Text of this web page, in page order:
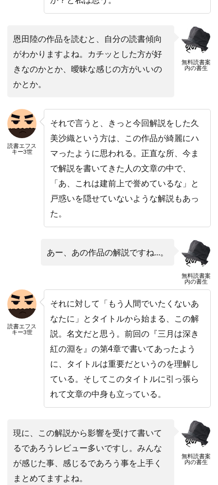
無料読書案
内の書生
恩田陸の作品を読むと、自分の読書傾向
がわかりますよね。カチッとした方が好
きなのかとか、曖昧な感じの方がいいの
かとか。
読書エフス
キー3世
それで言うと、きっと今回解説をした久
美沙織という方は、この作品が綺麗にハ
マったように思われる。正直な所、今ま
で解説を書いてきた人の文章の中で、
「あ、これは建前上で誉めているな」と
戸惑いを隠せていないような解説もあっ
た。
無料読書案
内の書生
あー、あの作品の解説ですね…。
読書エフス
キー3世
それに対して「もう人間でいたくないあ
なたに」とタイトルから始まる、この解
説。名文だと思う。前回の『三月は深き
紅の淵を』の第4章で書いてあったよう
に、タイトルは重要だというのを理解し
ている。そしてこのタイトルに引っ張ら
れて文章の中身も立っている。
無料読書案
内の書生
現に、この解説から影響を受けて書いて
るであろうレビュー多いですし。みんな
が感じた事、感じるであろう事を上手く
まとめてますよね。